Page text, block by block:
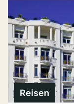
Reisen